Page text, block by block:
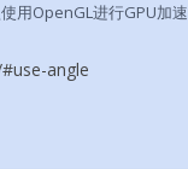
用OpenGL进行GPU加速
angle